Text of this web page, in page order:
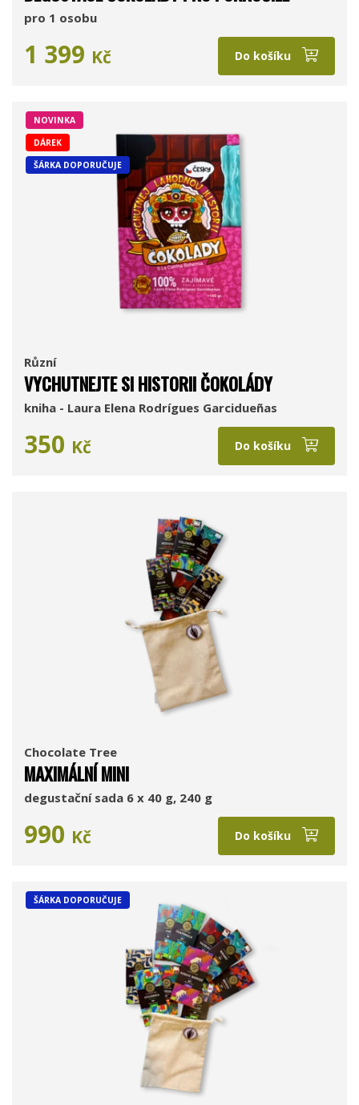
pro 1 osobu
1 399 Kč Do košíku
NOVINKA
DÁREK
ŠÁRKA DOPORUČUJE
Různí
VYCHUTNEJTE SI HISTORII ČOKOLÁDY
kniha - Laura Elena Rodrígues Garcidueñas
350 Kč Do košíku
Chocolate Tree
MAXIMÁLNÍ MINI
degustační sada 6 x 40 g, 240 g
990 Kč Do košíku
ŠÁRKA DOPORUČUJE